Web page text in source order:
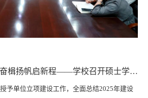
凝心聚力谋突破 奋楫扬帆启新程——学校召开硕士学位授予单位立项建设2025年总结暨2026年工作部署会议
予单位立项建设工作，全面总结2025年建设